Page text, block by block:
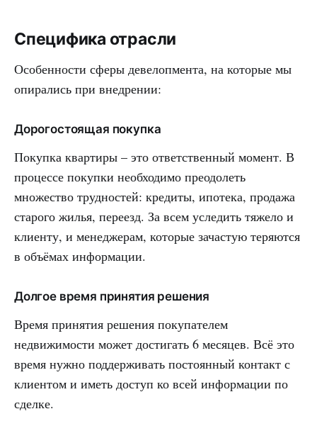
Специфика отрасли
Особенности сферы девелопмента, на которые мы
опирались при внедрении:
Дорогостоящая покупка
Покупка квартиры – это ответственный момент. В
процессе покупки необходимо преодолеть
множество трудностей: кредиты, ипотека, продажа
старого жилья, переезд. За всем уследить тяжело и
клиенту, и менеджерам, которые зачастую теряются
в объёмах информации.
Долгое время принятия решения
Время принятия решения покупателем
недвижимости может достигать 6 месяцев. Всё это
время нужно поддерживать постоянный контакт с
клиентом и иметь доступ ко всей информации по
сделке.